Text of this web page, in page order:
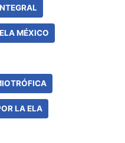
ELA MÉXICO
LA ELA